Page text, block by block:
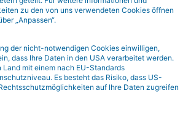
W. & Schöller, H. (2018). Monitoring
a nonlinear approach to psychotherapy
W., Schöller, H. & Kronberger, H.
in der Psychotherapie. Methodik,
Psychotherapeut, 63(4), 306-
s00278-018-0272-6
Pfitzer, F., Schennach, R., Aichhorn, W.,
zu den von uns verwendeten Cookies öffnen
„Anpassen“.
der nicht-notwendigen Cookies einwilligen,
dass Ihre Daten in den USA verarbeitet werden.
Land mit einem nach EU-Standards
Es besteht das Risiko, dass US-
auf Ihre Daten zugreifen